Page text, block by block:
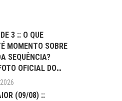
3 :: O QUE
MOMENTO SOBRE
SEQUÊNCIA?
OFICIAL DO
(09/08) ::